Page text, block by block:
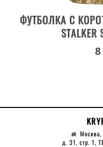
ФУТБОЛКА С
STALKER
д. 31, стр. 1,